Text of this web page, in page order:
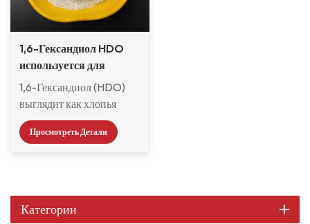
1,6-Гександиол HDO
используется для
типографских красок
1,6-Гександиол (HDO)
выглядит как хлопья
белого цвета. Он
твердый при комнатной
температуре
окружающей среды. Он
Просмотреть Детали
Категории